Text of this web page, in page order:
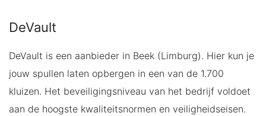
DeVault
DeVault is een aanbieder in Beek (Limburg). Hier kun je
jouw spullen laten opbergen in een van de 1.700
kluizen. Het beveiligingsniveau van het bedrijf voldoet
aan de hoogste kwaliteitsnormen en veiligheidseisen.